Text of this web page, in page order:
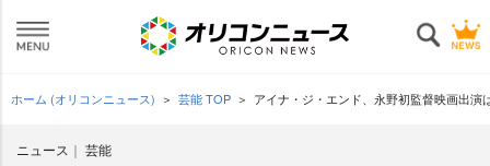
ホーム (オリコンニュース) 芸能 TOP アイナ・ジ・エンド、永野初監督映画出
ニュース 芸能